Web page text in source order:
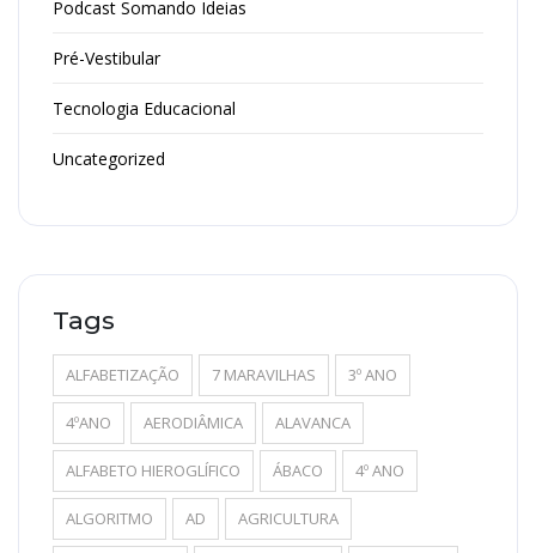
Podcast Somando Ideias
Pré-Vestibular
Tecnologia Educacional
Uncategorized
Tags
ALFABETIZAÇÃO 7 MARAVILHAS 3º ANO
4ºANO AERODIÂMICA ALAVANCA
ALFABETO HIEROGLÍFICO ÁBACO 4º ANO
ALGORITMO AD AGRICULTURA